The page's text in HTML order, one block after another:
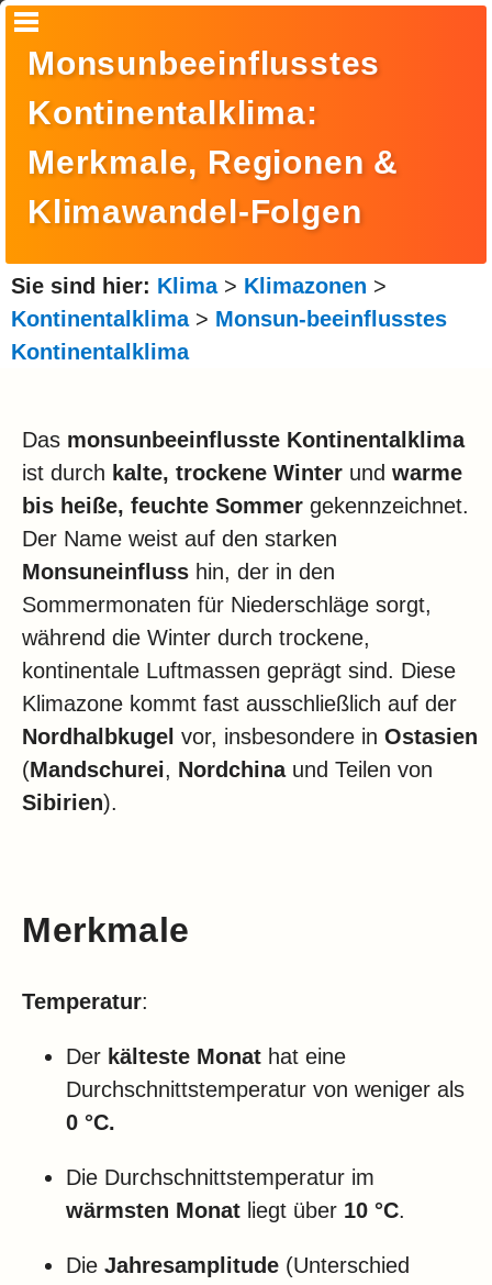
Amerika
Asien
Afrika
Ozeanien
Arktis
Reisemonat
Klima
Impressum & Datenschutz
Monsunbeeinflusstes
Kontinentalklima:
Merkmale, Regionen &
Klimawandel-Folgen
Sie sind hier: Klima> Klimazonen >
Kontinentalklima> Monsun-beeinflusstes
Kontinentalklima
Das monsunbeeinflusste Kontinentalklima
ist durch kalte, trockene Winter und warme
bis heiße, feuchte Sommer gekennzeichnet.
Der Name weist auf den starken
Monsuneinfluss hin, der in den
Sommermonaten für Niederschläge sorgt,
während die Winter durch trockene,
kontinentale Luftmassen geprägt sind. Diese
Klimazone kommt fast ausschließlich auf der
Nordhalbkugel vor, insbesondere in Ostasien
(Mandschurei, Nordchinaund Teilen von
Sibirien).
Merkmale
Temperatur:
Der kälteste Monat hat eine
Durchschnittstemperatur von weniger als
0 °C.
Die Durchschnittstemperatur im
wärmsten Monat liegt über 10 °C.
Die Jahresamplitude (Unterschied